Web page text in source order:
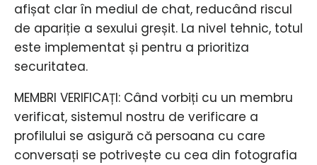
afișat clar în mediul de chat, reducând riscul
de apariție a sexului greșit. La nivel tehnic, totul
este implementat și pentru a prioritiza
securitatea.
MEMBRI VERIFICAȚI: Când vorbiți cu un membru
verificat, sistemul nostru de verificare a
profilului se asigură că persoana cu care
conversați se potrivește cu cea din fotografia